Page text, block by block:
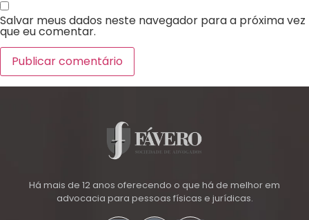
Salvar meus dados neste navegador para a próxima vez
que eu comentar.
Há mais de 12 anos oferecendo o que há de melhor em
advocacia para pessoas físicas e jurídicas.